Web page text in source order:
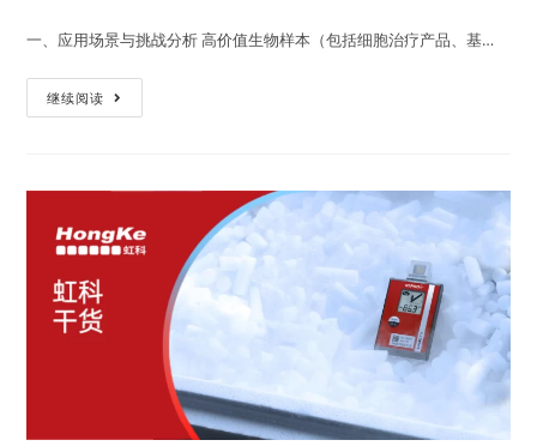
一、应用场景与挑战分析 高价值生物样本（包括细胞治疗产品、基…
继续阅读